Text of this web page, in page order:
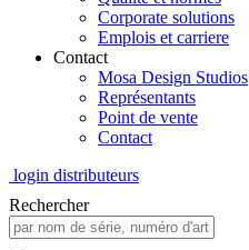
Corporate solutions
Emplois et carriere
Contact
Mosa Design Studios
Représentants
Point de vente
Contact
login distributeurs
Rechercher